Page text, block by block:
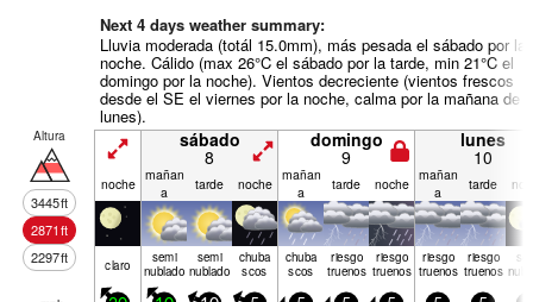
Next 4 days weather summary:
Lluvia moderada (totál 15.0mm), más pesada el sábado por la
noche. Cálido (max 26°C el sábado por la tarde, min 21°C el
domingo por la noche). Vientos decreciente (vientos frescos
desde el SE el viernes por la noche, calma por la mañana de
lunes).
Altura
3445ft
2871ft
2297ft
sábado
8
domingo
9
lunes
10
noche mañan
a
tarde noche mañan
a
tarde noche mañan
a
tarde
claro semi
nublado
semi
nublado
chuba
scos
chuba
scos
riesgo
truenos
riesgo
truenos
riesgo
truenos
riesgo
truenos